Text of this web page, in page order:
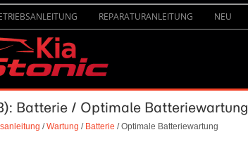
REPARATURANLEITUNG NEU
Batterie / Optimale Batteriewartung
/Wartung / Batterie / Optimale Batteriewartung